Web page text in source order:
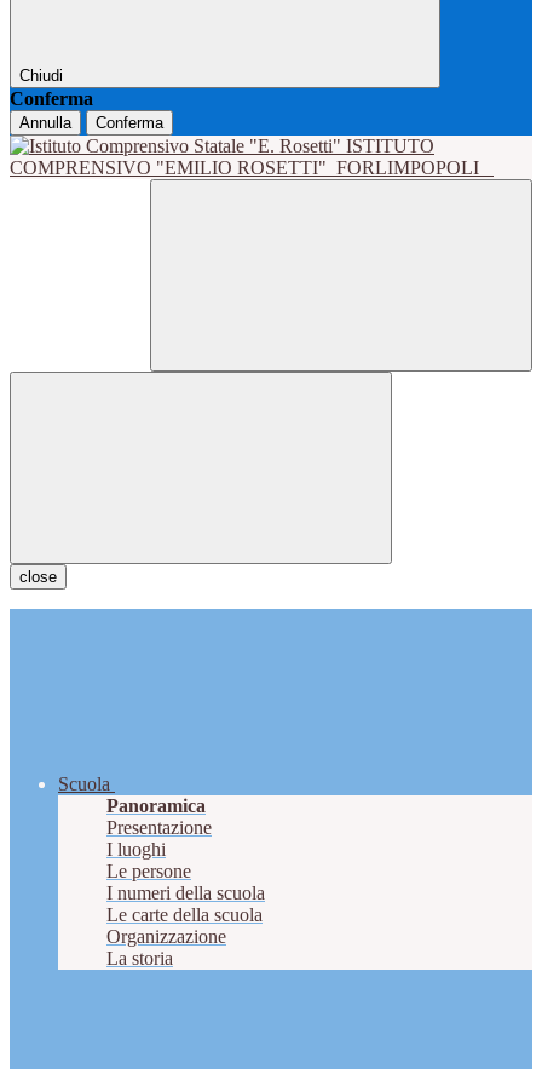
Chiudi
Conferma
Annulla Conferma
ISTITUTO
COMPRENSIVO "EMILIO ROSETTI" FORLIMPOPOLI
close
Scuola
Panoramica
Presentazione
I luoghi
Le persone
I numeri della scuola
Le carte della scuola
Organizzazione
La storia